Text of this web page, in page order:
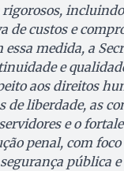
de custos e
essa medida, a
e
aos direitos
de liberdade, as
e o
penal, com
pública e